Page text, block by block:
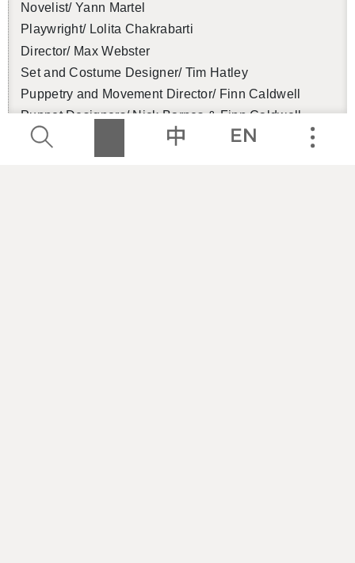
Novelist/ Yann Martel
Playwright/ Lolita Chakrabarti
Director/ Max Webster
Set and Costume Designer/ Tim Hatley
Puppetry and Movement Director/ Finn Caldwell
Puppet Designers/ Nick Barnes & Finn Caldwell
Video Designer/ Andrzej Goulding
Lighting Designer/ Tim Lutkin